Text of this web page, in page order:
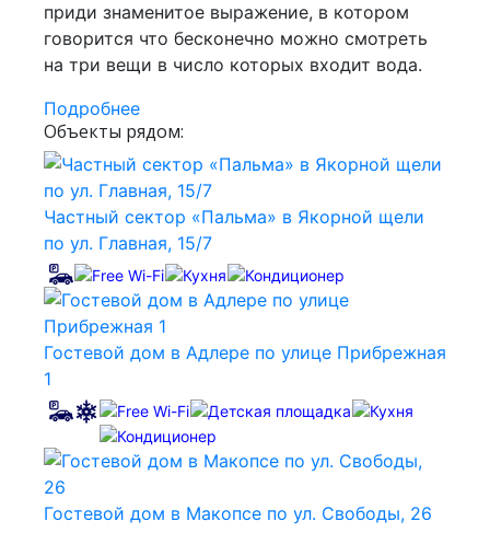
приди знаменитое выражение, в котором
говорится что бесконечно можно смотреть
на три вещи в число которых входит вода.
Подробнее
Объекты рядом:
Частный сектор «Пальма» в Якорной щели
по ул. Главная, 15/7
Гостевой дом в Адлере по улице Прибрежная
1
Гостевой дом в Макопсе по ул. Свободы, 26